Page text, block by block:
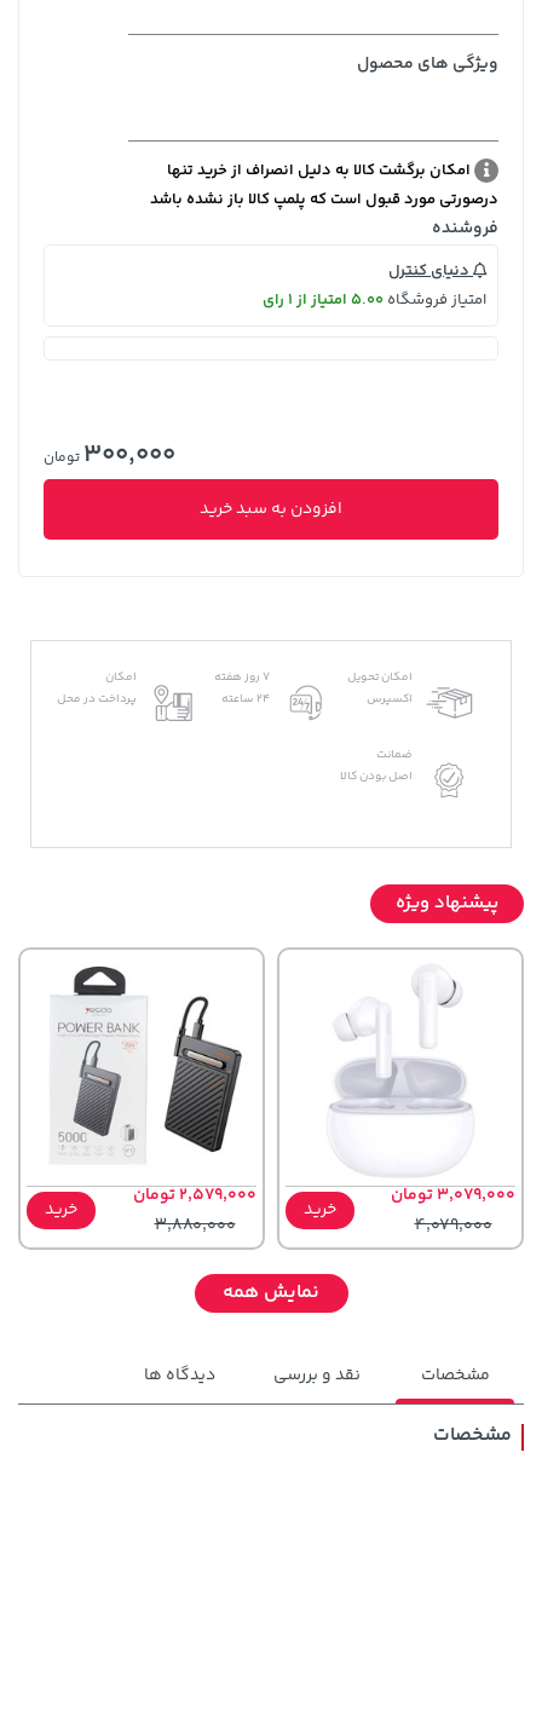
ویژگی های محصول
امکان برگشت کالا به دلیل انصراف از خرید تنها
درصورتی مورد قبول است که پلمپ کالا باز نشده باشد
فروشنده
دنیای کنترل
امتیاز فروشگاه 5.00 امتیاز از 1 رای
300,000 تومان
افزودن به سبد خرید
امکان تحویل
اکسپرس
7 روز هفته
24 ساعته
امکان
پرداخت در محل
ضمانت
اصل بودن کالا
پیشنهاد ویژه
3,079,000 تومان
4,079,000
خرید
2,579,000 تومان
3,880,000
خرید
نمایش همه
مشخصات نقد و بررسی دیدگاه ها
مشخصات